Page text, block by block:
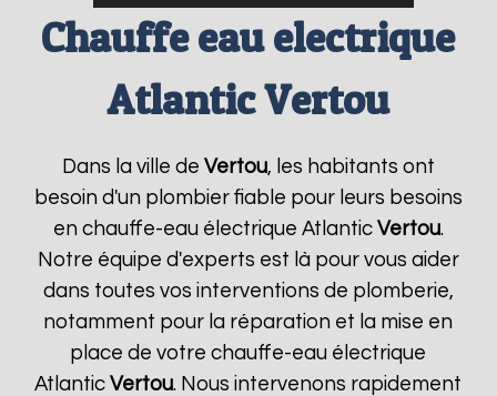
Chauffe eau electrique
Atlantic Vertou
Dans la ville de Vertou, les habitants ont
besoin d'un plombier fiable pour leurs besoins
en chauffe-eau électrique Atlantic Vertou.
Notre équipe d'experts est là pour vous aider
dans toutes vos interventions de plomberie,
notamment pour la réparation et la mise en
place de votre chauffe-eau électrique
AtlanticVertou. Nous intervenons rapidement